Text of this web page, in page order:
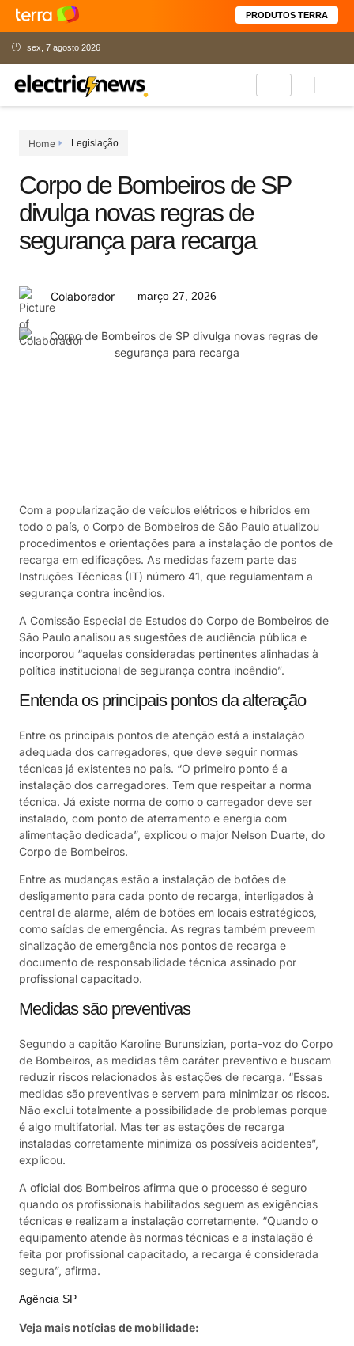
PRODUTOS TERRA
sex, 7 agosto 2026
Home Legislação
Corpo de Bombeiros de SP
divulga novas regras de
segurança para recarga
Colaborador março 27, 2026
Com a popularização de veículos elétricos e híbridos em
todo o país, o Corpo de Bombeiros de São Paulo atualizou
procedimentos e orientações para a instalação de pontos de
recarga em edificações. As medidas fazem parte das
Instruções Técnicas (IT) número 41, que regulamentam a
segurança contra incêndios.
A Comissão Especial de Estudos do Corpo de Bombeiros de
São Paulo analisou as sugestões de audiência pública e
incorporou “aquelas consideradas pertinentes alinhadas à
política institucional de segurança contra incêndio”.
Entenda os principais pontos da alteração
Entre os principais pontos de atenção está a instalação
adequada dos carregadores, que deve seguir normas
técnicas já existentes no país. “O primeiro ponto é a
instalação dos carregadores. Tem que respeitar a norma
técnica. Já existe norma de como o carregador deve ser
instalado, com ponto de aterramento e energia com
alimentação dedicada”, explicou o major Nelson Duarte, do
Corpo de Bombeiros.
Entre as mudanças estão a instalação de botões de
desligamento para cada ponto de recarga, interligados à
central de alarme, além de botões em locais estratégicos,
como saídas de emergência. As regras também preveem
sinalização de emergência nos pontos de recarga e
documento de responsabilidade técnica assinado por
profissional capacitado.
Medidas são preventivas
Segundo a capitão Karoline Burunsizian, porta-voz do Corpo
de Bombeiros, as medidas têm caráter preventivo e buscam
reduzir riscos relacionados às estações de recarga. “Essas
medidas são preventivas e servem para minimizar os riscos.
Não exclui totalmente a possibilidade de problemas porque
é algo multifatorial. Mas ter as estações de recarga
instaladas corretamente minimiza os possíveis acidentes”,
explicou.
A oficial dos Bombeiros afirma que o processo é seguro
quando os profissionais habilitados seguem as exigências
técnicas e realizam a instalação corretamente. “Quando o
equipamento atende às normas técnicas e a instalação é
feita por profissional capacitado, a recarga é considerada
segura”, afirma.
Agência SP
Veja mais notícias de mobilidade: